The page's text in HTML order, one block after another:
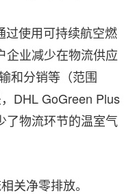
过使用可持续航空燃
企业减少在物流供应
和分销等（范围
DHL GoGreen Plus
了物流环节的温室气
关净零排放。